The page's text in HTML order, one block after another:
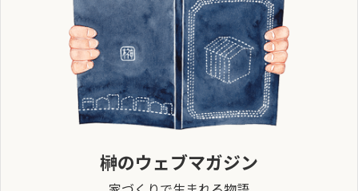
榊のウェブマガジン